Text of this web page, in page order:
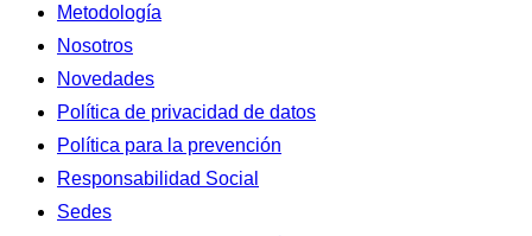
Metodología
Nosotros
Novedades
Política de privacidad de datos
Política para la prevención
Responsabilidad Social
Sedes